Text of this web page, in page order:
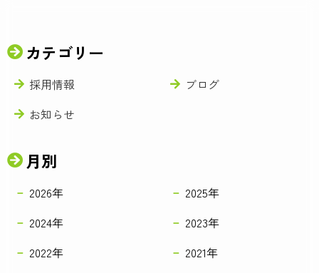
カテゴリー
採用情報
ブログ
お知らせ
月別
2026年
2025年
2024年
2023年
2022年
2021年